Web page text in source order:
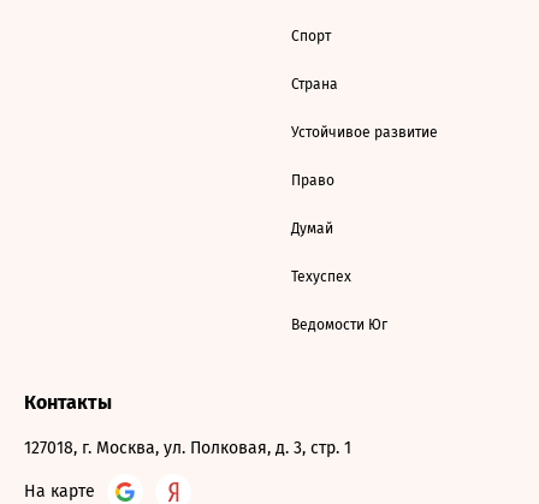
Спорт
Страна
Устойчивое развитие
Право
Думай
Техуспех
Ведомости Юг
Контакты
127018, г. Москва, ул. Полковая, д. 3, стр. 1
На карте